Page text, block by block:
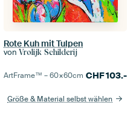
Rote Kuh mit Tulpen
von Vrolijk Schilderij
ArtFrame™ –60×60cm CHF103.-
Größe & Material selbst wählen